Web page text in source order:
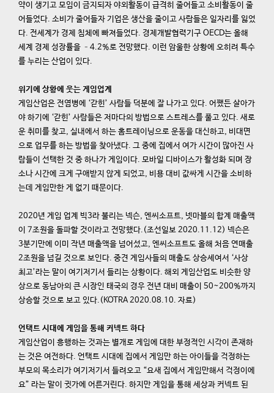
약이 생기고 모임이 금지되자 야외활동이 급격히 줄어들고 소비활동이 줄
어들었다. 소비가 줄어들자 기업은 생산을 줄이고 사람들은 일자리를 잃었
다. 전세계가 경제 침체에 빠져들었다. 경제개발협력기구 OECD는 올해
세계 경제 성장률을 –4.2%로 전망했다. 이런 암울한 상황에 오히려 특수
를 누리는 산업이 있다.
위기에 상황에 웃는 게임업계
게임산업은 전염병에 ‘갇힌’ 사람들 덕분에 잘 나가고 있다. 어쨌든 살아가
야 하기에 ‘갇힌’ 사람들은 저마다의 방법으로 스트레스를 풀고 있다. 새로
운 취미를 찾고, 실내에서 하는 홈트레이닝으로 운동을 대신하고, 비대면
으로 업무를 하는 방법을 찾아냈다. 그 중에 집에서 여가 시간이 많아진 사
람들이 선택한 것 중 하나가 게임이다. 모바일 디바이스가 활성화 되며 장
소나 시간에 크게 구애받지 않게 되었고, 비용 대비 값싸게 시간을 소비하
는데 게임만한 게 없기 때문이다.
2020년 게임 업계 빅3라 불리는 넥슨, 엔씨소프트, 넷마블의 합계 매출액
이 7조원을 돌파할 것이라고 전망했다.(조선일보 2020.11.12) 넥슨은
3분기만에 이미 작년 매출액을 넘어섰고, 엔씨소프트도 올해 처음 연매출
2조원을 넘길 것으로 보인다. 중견 게임사들의 매출도 상승세여서 ‘사상
최고’라는 말이 여기저기서 들리는 상황이다. 해외 게임산업도 비슷한 양
상으로 동남아의 큰 시장인 태국의 경우 전년 대비 매출이 50~200%까지
상승할 것으로 보고 있다.(KOTRA 2020.08.10. 자료)
언택트 시대에 게임을 통해 커넥트 하다
게임산업이 흥행하는 것과는 별개로 게임에 대한 부정적인 시각이 존재하
는 것은 여전하다. 언택트 시대에 집에서 게임만 하는 아이들을 걱정하는
부모의 목소리가 여기저기서 들려오고 “요새 집에서 게임만해서 걱정이에
요” 라는 말이 귓가에 어른거린다. 하지만 게임을 통해 세상과 커넥트 된